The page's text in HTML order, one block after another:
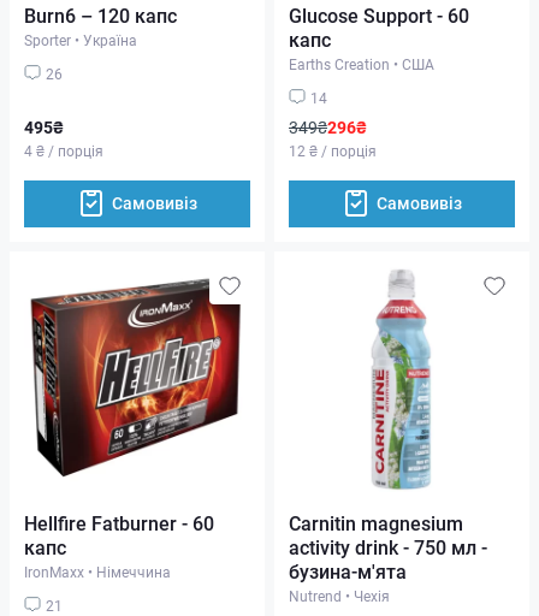
Burn6 – 120 капс
Sporter • Україна
26
495₴
4 ₴ / порція
Самовивіз
Glucose Support - 60
капс
Earths Creation • США
14
349₴296₴
12 ₴ / порція
Самовивіз
Hellfire Fatburner - 60
капс
IronMaxx • Німеччина
21
Carnitin magnesium
activity drink - 750 мл -
бузина-м'ята
Nutrend • Чехія